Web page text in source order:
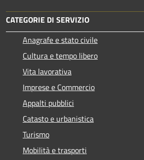
CATEGORIE DI SERVIZIO
Anagrafe e stato civile
Cultura e tempo libero
Vita lavorativa
Imprese e Commercio
Appalti pubblici
Catasto e urbanistica
Turismo
Mobilità e trasporti